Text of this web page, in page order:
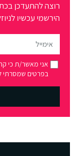
רוצה להתעדכן
הירשמי עכשיו
אני מאשר/ת כי
בפרטים שמסרתי